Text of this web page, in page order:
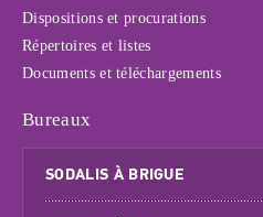
Dispositions et procurations
Répertoires et listes
Documents et téléchargements
Bureaux
SODALIS À BRIGUE